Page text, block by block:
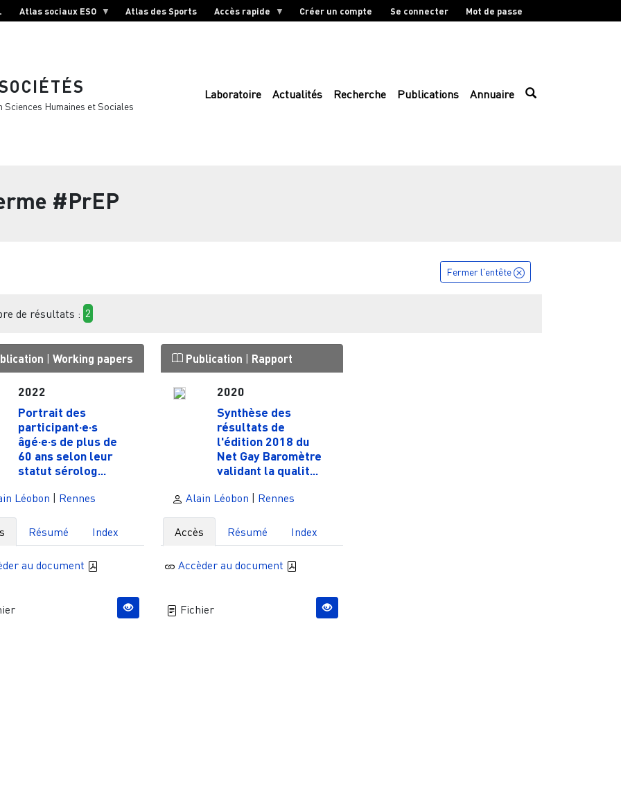
Atlas sociaux ESO Atlas des Sports Accès rapide Créer un compte Se connecter Mot de passe
Humaines et Sociales
Laboratoire Actualités Recherche Publications Annuaire
#PrEP
Fermer l'entête
de résultats : 2
| Working papers
2022
Portrait des
participant·e·s
âgé·e·s de plus de
60 ans selon leur
statut sérolog...
Léobon | Rennes
Résumé Index
au document
Publication | Rapport
2020
Synthèse des
résultats de
l'édition 2018 du
Net Gay Baromètre
validant la qualit...
Alain Léobon | Rennes
Accès Résumé Index
Accèder au document
Fichier